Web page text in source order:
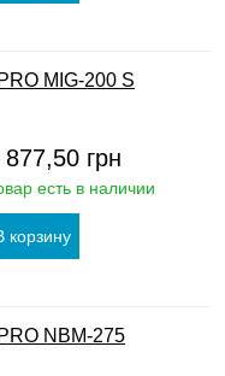
MIG-200 S
877,50 грн
есть в наличии
NBM-275